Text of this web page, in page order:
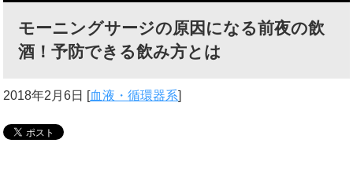
モーニングサージの原因になる前夜の飲
酒！予防できる飲み方とは
2018年2月6日 [血液・循環器系]